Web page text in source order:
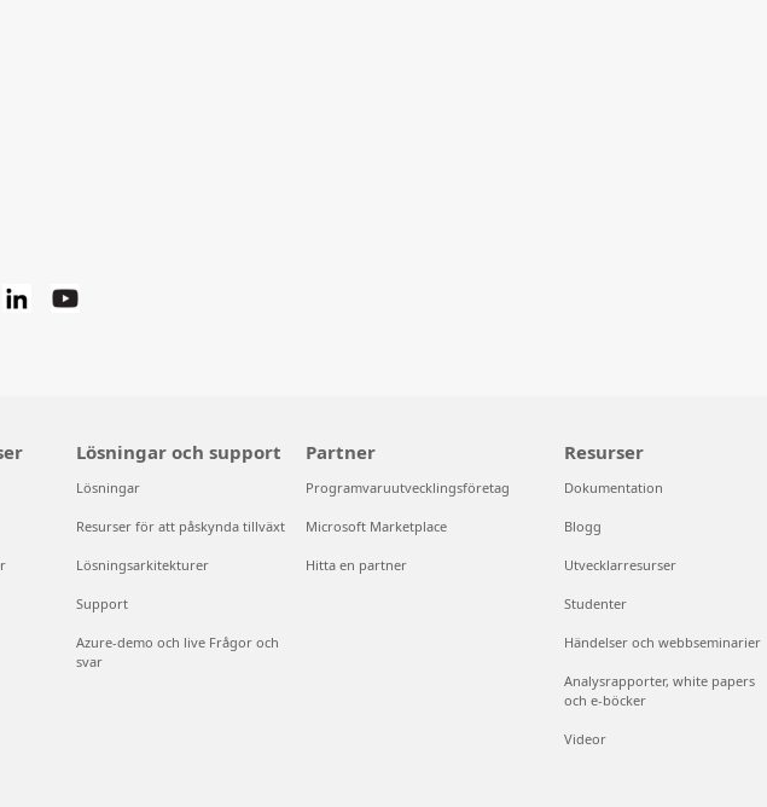
Lösningar och support
Lösningar
Resurser för att påskynda tillväxt
Lösningsarkitekturer
Support
Azure-demo och live Frågor och
svar
Partner
Programvaruutvecklingsföretag
Microsoft Marketplace
Hitta en partner
Resurser
Dokumentation
Blogg
Utvecklarresurser
Studenter
Händelser och webbseminarier
Analysrapporter, white papers
och e-böcker
Videor